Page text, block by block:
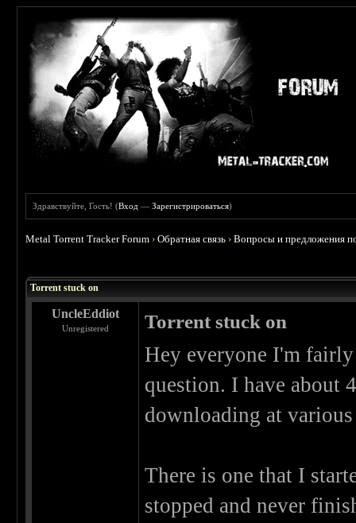
Здравствуйте, Гость! (Вход —Зарегистрироваться)
Metal Torrent Tracker Forum ›Обратная связь ›Вопросы и предложения
Torrent stuck on
UncleEddiot
Unregistered Torrent stuck on
Hey everyone I'm
question. I have about
downloading at
There is one that I
stopped and never